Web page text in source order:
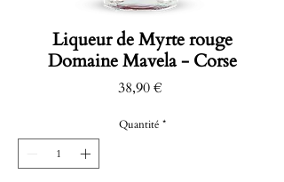
Liqueur de Myrte rouge
Domaine Mavela - Corse
38,90 €Prix
Quantité *